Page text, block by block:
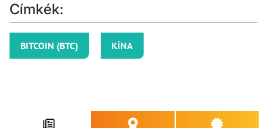
Címkék:
BITCOIN (BTC) KÍNA